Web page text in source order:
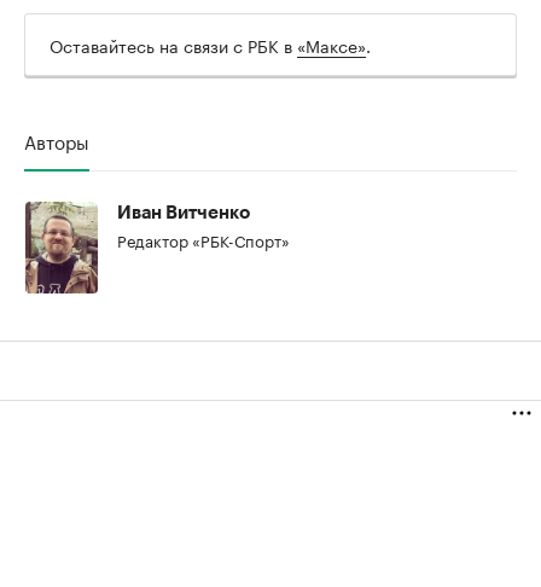
Оставайтесь на связи с РБК в «Максе».
Авторы
Иван Витченко
Редактор «РБК-Спорт»